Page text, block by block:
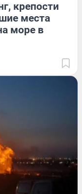
крепости
места
море в